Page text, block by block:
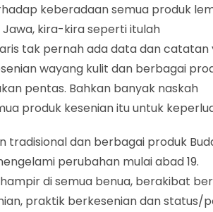
keberadaan semua produk
kira-kira seperti itulah
tak pernah ada data dan catatan
wayang kulit dan berbagai
pentas. Bahkan banyak naskah
produk kesenian itu untuk
tradisional dan berbagai produk
perubahan mulai abad 19.
di semua benua, berakibat
praktik berkesenian dan status/